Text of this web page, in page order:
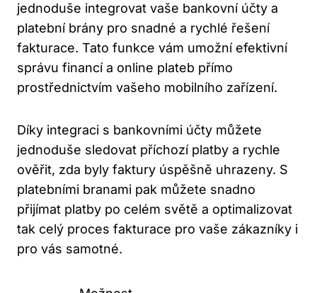
jednoduše integrovat vaše bankovní účty a
platební brány pro snadné a rychlé řešení
fakturace. Tato funkce vám umožní efektivní
správu financí a online plateb přímo
prostřednictvím vašeho mobilního zařízení.
Díky integraci s bankovními účty můžete
jednoduše sledovat příchozí platby a rychle
ověřit, zda byly faktury úspěšně uhrazeny. S
platebními branami pak můžete snadno
přijímat platby po celém světě a optimalizovat
tak celý proces fakturace pro vaše zákazníky i
pro vás samotné.